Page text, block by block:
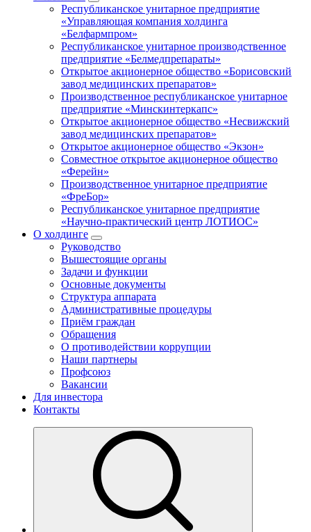
Республиканское унитарное предприятие
«Управляющая компания холдинга
«Белфармпром»
Республиканское унитарное производственное
предприятие «Белмедпрепараты»
Открытое акционерное общество «Борисовский
завод медицинских препаратов»
Производственное республиканское унитарное
предприятие «Минскинтеркапс»
Открытое акционерное общество «Несвижский
завод медицинских препаратов»
Открытое акционерное общество «Экзон»
Совместное открытое акционерное общество
«Ферейн»
Производственное унитарное предприятие
«ФреБор»
Республиканское унитарное предприятие
«Научно-практический центр ЛОТИОС»
О холдинге
Руководство
Вышестоящие органы
Задачи и функции
Основные документы
Структура аппарата
Административные процедуры
Приём граждан
Обращения
О противодействии коррупции
Наши партнеры
Профсоюз
Вакансии
Для инвестора
Контакты